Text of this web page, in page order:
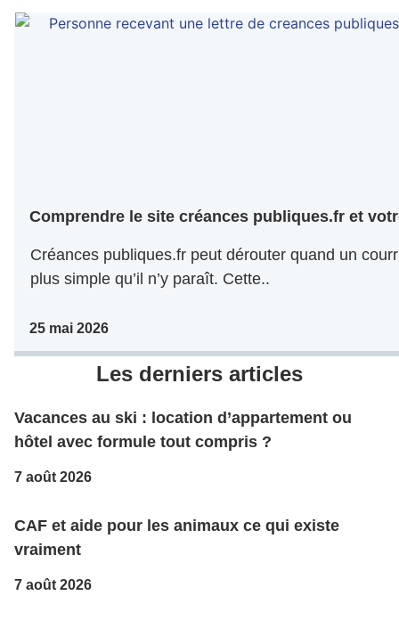
Comprendre le site créances publiques.fr et
Créances publiques.fr peut dérouter quand un
plus simple qu’il n’y paraît. Cette..
25 mai 2026
Les derniers articles
Vacances au ski : location d’appartement ou
hôtel avec formule tout compris ?
7 août 2026
CAF et aide pour les animaux ce qui existe
vraiment
7 août 2026